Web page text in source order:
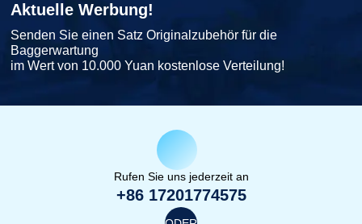
Aktuelle Werbung!
Senden Sie einen Satz Originalzubehör für die
Baggerwartung
im Wert von 10.000 Yuan kostenlose Verteilung!
Rufen Sie uns jederzeit an
+86 17201774575